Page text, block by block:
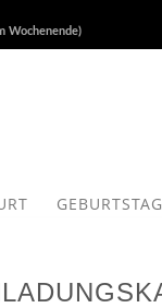
Wochenende)
GEBURTSTAG